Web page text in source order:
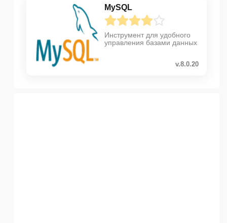
MySQL
Инструмент для удобного
управления базами данных
v.8.0.20